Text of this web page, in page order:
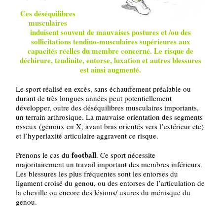
Ces déséquilibres
musculaires
induisent souvent de mauvaises postures et /ou des
sollicitations tendino-musculaires supérieures aux
capacités réelles du membre concerné. Le risque de
déchirure, tendinite, entorse, luxation et autres blessures
est ainsi augmenté.
Le sport réalisé en excès, sans échauffement préalable ou
durant de très longues années peut potentiellement
développer, outre des déséquilibres musculaires importants,
un terrain arthrosique. La mauvaise orientation des segments
osseux (genoux en X, avant bras orientés vers l’extérieur etc)
et l’hyperlaxité articulaire aggravent ce risque.
Prenons le cas dufootball. Ce sport nécessite
majoritairement un travail important des membres inférieurs.
Les blessures les plus fréquentes sont les entorses du
ligament croisé du genou, ou des entorses de l’articulation de
la cheville ou encore des lésions/ usures du ménisque du
genou.